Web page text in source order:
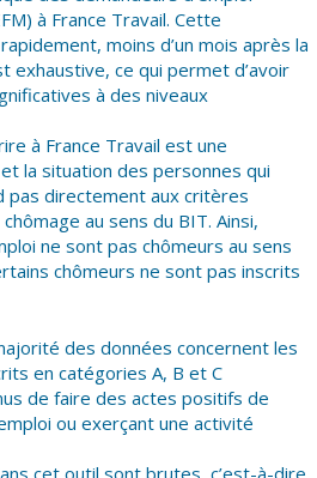
à France Travail. Cette
moins d’un mois après la
exhaustive, ce qui permet d’avoir
à des niveaux
à France Travail est une
la situation des personnes qui
pas directement aux critères
au sens du BIT. Ainsi,
ne sont pas chômeurs au sens
chômeurs ne sont pas inscrits
des données concernent les
en catégories A, B et C
de faire des actes positifs de
ou exerçant une activité